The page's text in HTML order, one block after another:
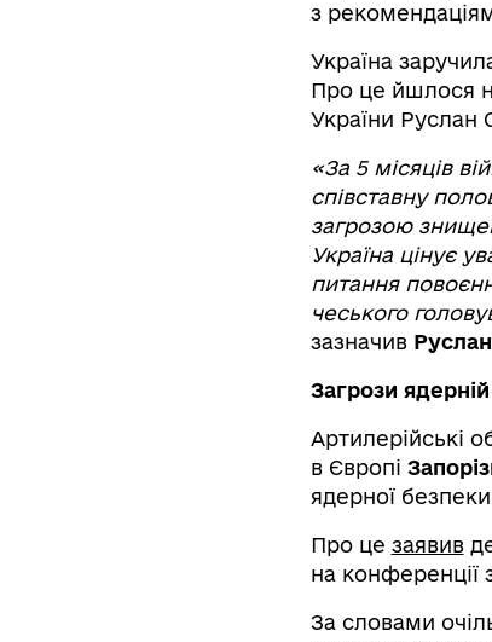
з
Україна
Про це йшлося
України Руслан
«За 5 місяців
співставну
загрозою
Україна цінує
питання
чеського
зазначив
Загрози ядерній
Артилерійські
в Європі
ядерної
Про це заявив
на конференції
За словами